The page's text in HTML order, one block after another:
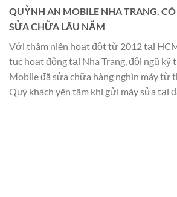
QUỲNH AN MOBILE NHA TRANG.
SỬA CHỮA LÂU NĂM
Với thâm niên hoạt đột từ 2012 tại
tục hoạt động tại Nha Trang, đội ngũ kỹ
Mobile đã sửa chữa hàng nghìn máy từ
Quý khách yên tâm khi gửi máy sửa tại